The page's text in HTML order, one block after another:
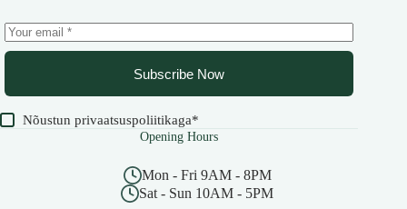
Subscribe Now
Nõustunprivaatsuspoliitikaga*
Opening Hours
Mon - Fri 9AM - 8PM
Sat - Sun 10AM - 5PM